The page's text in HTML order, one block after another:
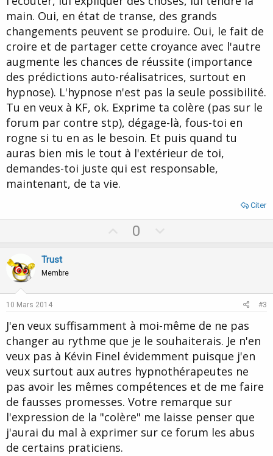
main. Oui, en état de transe, des grands
changements peuvent se produire. Oui, le fait de
croire et de partager cette croyance avec l'autre
augmente les chances de réussite (importance
des prédictions auto-réalisatrices, surtout en
hypnose). L'hypnose n'est pas la seule possibilité.
Tu en veux à KF, ok. Exprime ta colère (pas sur le
forum par contre stp), dégage-là, fous-toi en
rogne si tu en as le besoin. Et puis quand tu
auras bien mis le tout à l'extérieur de toi,
demandes-toi juste qui est responsable,
maintenant, de ta vie.
Citer
p
t
0
o
v
e
Trust
Membre
10 Mars 2014 #3
J'en veux suffisamment à moi-même de ne pas
changer au rythme que je le souhaiterais. Je n'en
veux pas à Kévin Finel évidemment puisque j'en
veux surtout aux autres hypnothérapeutes ne
pas avoir les mêmes compétences et de me faire
de fausses promesses. Votre remarque sur
l'expression de la "colère" me laisse penser que
j'aurai du mal à exprimer sur ce forum les abus
de certains praticiens.